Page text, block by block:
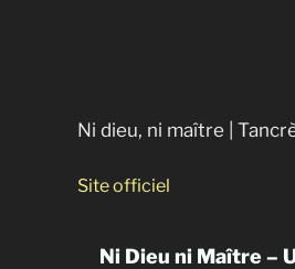
Ni dieu, ni maître |
Site officiel
Ni Dieu ni Maître –